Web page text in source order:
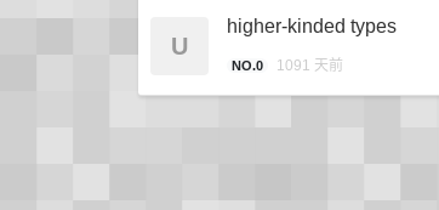
U
higher-kinded types
NO.0 1091 天前